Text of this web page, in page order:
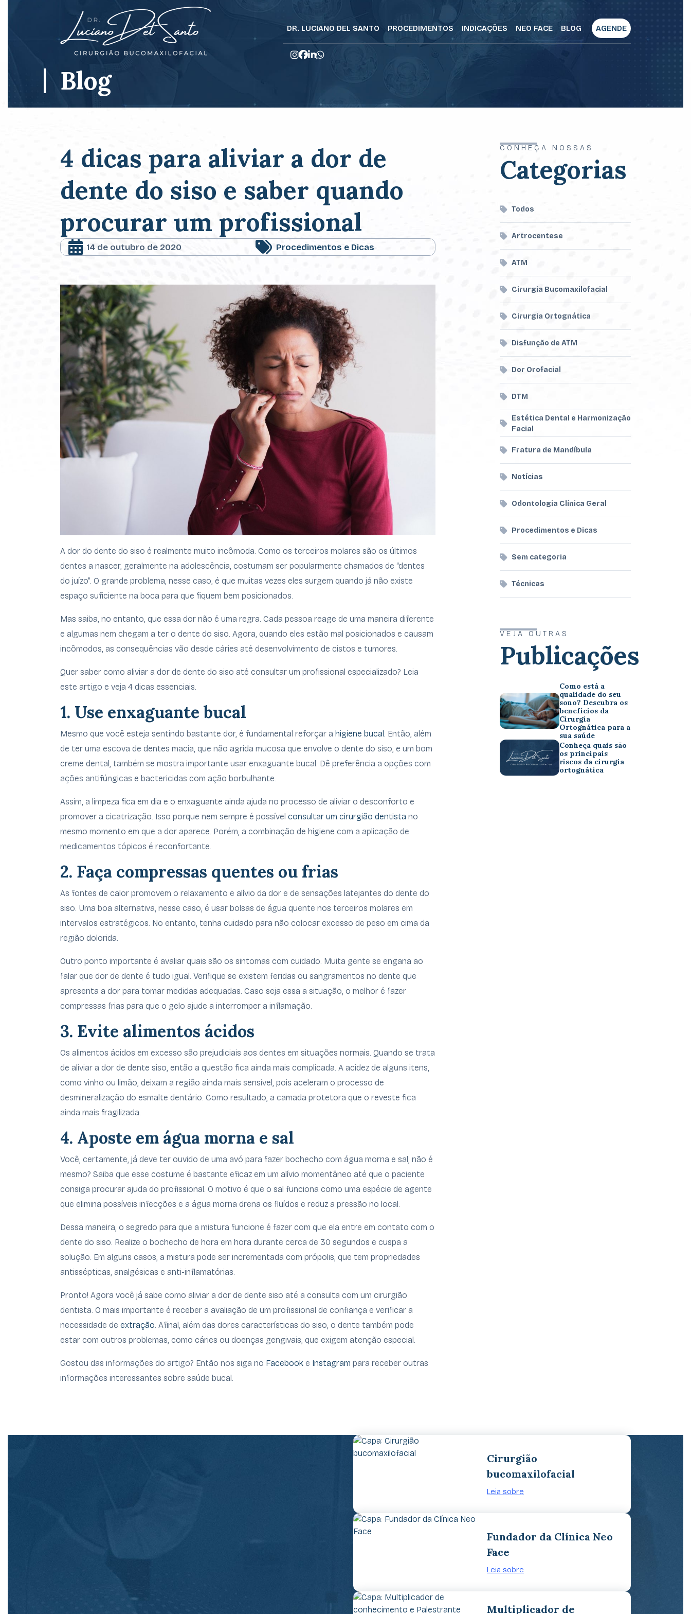
DR. LUCIANO DEL SANTO PROCEDIMENTOS INDICAÇÕES NEO FACE BLOG AGENDE
Blog
4 dicas para aliviar a dor de
dente do siso e saber quando
procurar um profissional
14 de outubro de 2020 Procedimentos e Dicas
A dor do dente do siso é realmente muito incômoda. Como os terceiros molares são os últimos
dentes a nascer, geralmente na adolescência, costumam ser popularmente chamados de “dentes
do juízo”. O grande problema, nesse caso, é que muitas vezes eles surgem quando já não existe
espaço suficiente na boca para que fiquem bem posicionados.
Mas saiba, no entanto, que essa dor não é uma regra. Cada pessoa reage de uma maneira diferente
e algumas nem chegam a ter o dente do siso. Agora, quando eles estão mal posicionados e causam
incômodos, as consequências vão desde cáries até desenvolvimento de cistos e tumores.
Quer saber como aliviar a dor de dente do siso até consultar um profissional especializado? Leia
este artigo e veja 4 dicas essenciais.
1. Use enxaguante bucal
Mesmo que você esteja sentindo bastante dor, é fundamental reforçar a higiene bucal. Então, além
de ter uma escova de dentes macia, que não agrida mucosa que envolve o dente do siso, e um bom
creme dental, também se mostra importante usar enxaguante bucal. Dê preferência a opções com
ações antifúngicas e bactericidas com ação borbulhante.
Assim, a limpeza fica em dia e o enxaguante ainda ajuda no processo de aliviar o desconforto e
promover a cicatrização. Isso porque nem sempre é possível consultar um cirurgião dentista no
mesmo momento em que a dor aparece. Porém, a combinação de higiene com a aplicação de
medicamentos tópicos é reconfortante.
2. Faça compressas quentes ou frias
As fontes de calor promovem o relaxamento e alívio da dor e de sensações latejantes do dente do
siso. Uma boa alternativa, nesse caso, é usar bolsas de água quente nos terceiros molares em
intervalos estratégicos. No entanto, tenha cuidado para não colocar excesso de peso em cima da
região dolorida.
Outro ponto importante é avaliar quais são os sintomas com cuidado. Muita gente se engana ao
falar que dor de dente é tudo igual. Verifique se existem feridas ou sangramentos no dente que
apresenta a dor para tomar medidas adequadas. Caso seja essa a situação, o melhor é fazer
compressas frias para que o gelo ajude a interromper a inflamação.
3. Evite alimentos ácidos
Os alimentos ácidos em excesso são prejudiciais aos dentes em situações normais. Quando se trata
de aliviar a dor de dente siso, então a questão fica ainda mais complicada. A acidez de alguns itens,
como vinho ou limão, deixam a região ainda mais sensível, pois aceleram o processo de
desmineralização do esmalte dentário. Como resultado, a camada protetora que o reveste fica
ainda mais fragilizada.
4. Aposte em água morna e sal
Você, certamente, já deve ter ouvido de uma avó para fazer bochecho com água morna e sal, não é
mesmo? Saiba que esse costume é bastante eficaz em um alívio momentâneo até que o paciente
consiga procurar ajuda do profissional. O motivo é que o sal funciona como uma espécie de agente
que elimina possíveis infecções e a água morna drena os fluídos e reduz a pressão no local.
Dessa maneira, o segredo para que a mistura funcione é fazer com que ela entre em contato com o
dente do siso. Realize o bochecho de hora em hora durante cerca de 30 segundos e cuspa a
solução. Em alguns casos, a mistura pode ser incrementada com própolis, que tem propriedades
antissépticas, analgésicas e anti-inflamatórias.
Pronto! Agora você já sabe como aliviar a dor de dente siso até a consulta com um cirurgião
dentista. O mais importante é receber a avaliação de um profissional de confiança e verificar a
necessidade de extração. Afinal, além das dores características do siso, o dente também pode
estar com outros problemas, como cáries ou doenças gengivais, que exigem atenção especial.
Gostou das informações do artigo? Então nos siga no Facebook e Instagram para receber outras
informações interessantes sobre saúde bucal.
CONHEÇA NOSSAS
Categorias
Todos
Artrocentese
ATM
Cirurgia Bucomaxilofacial
Cirurgia Ortognática
Disfunção de ATM
Dor Orofacial
DTM
Estética Dental e Harmonização
Facial
Fratura de Mandíbula
Notícias
Odontologia Clínica Geral
Procedimentos e Dicas
Sem categoria
Técnicas
VEJA OUTRAS
Publicações
Como está a
qualidade do seu
sono? Descubra os
benefícios da
Cirurgia
Ortognática para a
sua saúde
Conheça quais são
os principais
riscos da cirurgia
ortognática
Cirurgião
bucomaxilofacial
Leia sobre
Fundador da Clínica Neo
Face
Leia sobre
Multiplicador de